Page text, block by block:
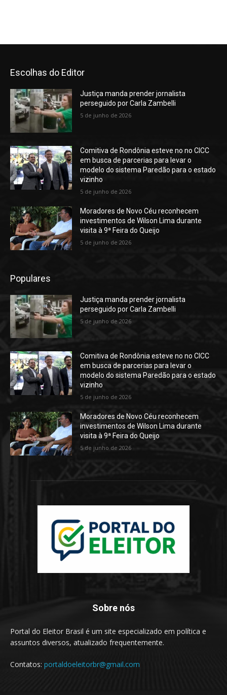
Escolhas do Editor
Justiça manda prender jornalista
perseguido por Carla Zambelli
5 de junho de 2026
Comitiva de Rondônia esteve no no CICC
em busca de parcerias para levar o
modelo do sistema Paredão para o estado
vizinho
5 de junho de 2026
Moradores de Novo Céu reconhecem
investimentos de Wilson Lima durante
visita à 9ª Feira do Queijo
5 de junho de 2026
Populares
Justiça manda prender jornalista
perseguido por Carla Zambelli
5 de junho de 2026
Comitiva de Rondônia esteve no no CICC
em busca de parcerias para levar o
modelo do sistema Paredão para o estado
vizinho
5 de junho de 2026
Moradores de Novo Céu reconhecem
investimentos de Wilson Lima durante
visita à 9ª Feira do Queijo
5 de junho de 2026
Sobre nós
Portal do Eleitor Brasil é um site especializado em política e
assuntos diversos, atualizado frequentemente.
Contatos: portaldoeleitorbr@gmail.com